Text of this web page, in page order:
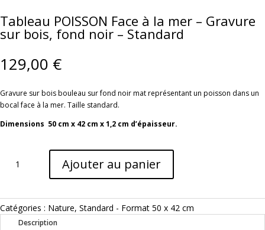
Tableau POISSON Face à la mer – Gravure
sur bois, fond noir – Standard
129,00 €
Gravure sur bois bouleau sur fond noir mat représentant un poisson dans un
bocal face à la mer. Taille standard.
Dimensions 50 cm x 42 cm x 1,2 cm d’épaisseur.
Face
à
Ajouter au panier
Catégories : Nature, Standard - Format 50 x 42 cm
Description